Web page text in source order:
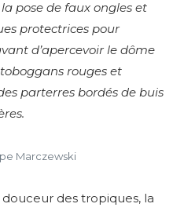
pose de faux ongles et
protectrices pour
d’apercevoir le dôme
rouges et
parterres bordés de buis
Marczewski
des tropiques, la